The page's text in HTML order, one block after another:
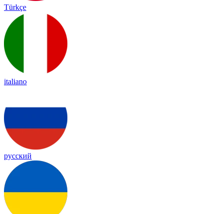
Türkçe
italiano
русский